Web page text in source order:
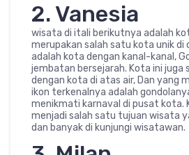
2. Vanesia
wisata di itali berikutnya adalah
merupakan salah satu kota unik di
adalah kota dengan kanal-kanal,
jembatan bersejarah. Kota ini juga
dengan kota di atas air, Dan yang
ikon terkenalnya adalah
menikmati karnaval di pusat kota.
menjadi salah satu tujuan wisata
dan banyak di kunjungi wisatawan.